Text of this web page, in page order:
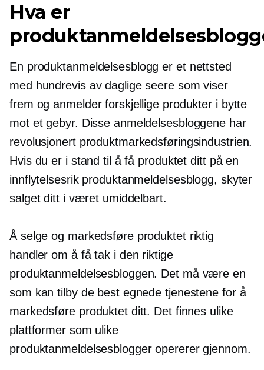
Hva er
En produktanmeldelsesblogg er et nettsted
med hundrevis av daglige seere som viser
frem og anmelder forskjellige produkter i bytte
mot et gebyr. Disse anmeldelsesbloggene har
revolusjonert produktmarkedsføringsindustrien.
Hvis du er i stand til å få produktet ditt på en
innflytelsesrik produktanmeldelsesblogg, skyter
salget ditt i været umiddelbart.
Å selge og markedsføre produktet riktig
handler om å få tak i den riktige
produktanmeldelsesbloggen. Det må være en
som kan tilby de best egnede tjenestene for å
markedsføre produktet ditt. Det finnes ulike
plattformer som ulike
produktanmeldelsesblogger opererer gjennom.